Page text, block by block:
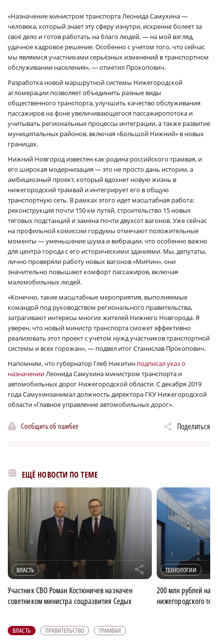
«Назначение министром транспорта Леонида Самухина —
человека, который знает эту сферу изнутри, искренне болеет за
своё дело и готов работать на благо людей, — на мой взгляд,
удачное кадровое решение. Особенно с учетом того, что сейчас
мы являемся участниками серьёзных изменений в транспортном
обслуживании населения», — отметил Прокопович.
Разработка новой маршрутной системы Нижегородской
агломерации позволяет объединить разные виды
общественного транспорта, улучшить качество обслуживания
пассажиров на фоне увеличивающегося пассажиропотока и
учитывать региональные процессы интеграции, а также развитие
муниципальных районов, включая «Большой Нижний» в новых
границах.
Нижний Новгород известен как родина российского трамвая, и
его широкая модернизация — это не просто дань истории, а
амбициозный проект, который вдохнет новую жизнь в
нижегородский трамвай и интегрирует его в общую
транспортную сеть. В рамках этого идет масштабная работа:
реконструкция почти 150 км путей, строительство 15 новых
тяговых подстанций и замена почти двухсот вагонов. Уже сейчас
на профильной комиссии гордумы отмечают положительные
моменты — уменьшение шума и вибрации, что особенно важно
для центра города с его историческими зданиями. Мы, депутаты,
лично проверяли работу новых вагонов «МиНин», они
значительно повышают комфорт пассажиров, включая
маломобильных людей.
«Конечно, такие масштабные мероприятия, выполняемые
командой под руководством регионального правительства,
затрагивают интересы многих жителей Нижнего Новгорода. Я
уверен, что новый министр транспорта сможет эффективно
реализовать этот проект с учетом нужд участников транспортной
системы и всех горожан», — подвел итог Станислав Прокопович.
Напомним, что губернатор Глеб Никитин подписал указ о
назначенииЛеонида Самухина министром транспорта и
автомобильных дорог Нижегородской области. С декабря 2019
года Самухинзанимал должность директора ГКУ Нижегородской
области «Главное управление автомобильных дорог».
Сообщить об ошибке Поделиться
ЕЩЁ НОВОСТИ ПО ТЕМЕ
ВЛАСТЬ r
Участник СВО Роман Костюничев назначен
советником министра соцразвития Седых
ТЕХНОЛОГИИ
200 млн рублей
нижегородского
ВЛАСТЬ ПРАВИТЕЛЬСТВО ТРАМВАИ